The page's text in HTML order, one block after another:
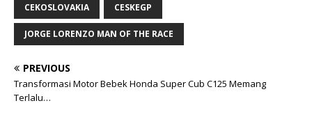
CEKOSLOVAKIA CESKEGP
JORGE LORENZO MAN OF THE RACE
PREVIOUS
Transformasi Motor Bebek Honda Super Cub C125 Memang
Terlalu…